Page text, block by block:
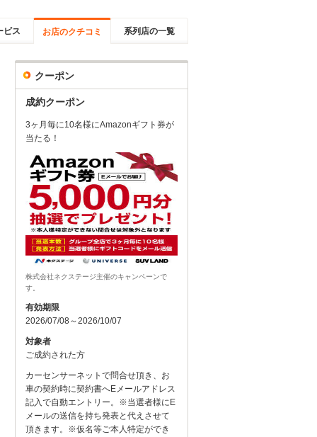
ビス お店のクチコミ 系列店の一覧
クーポン
成約クーポン
3ヶ月毎に10名様にAmazonギフト券が
当たる！
株式会社ネクステージ主催のキャンペーンで
す。
有効期限
2026/07/08～2026/10/07
対象者
ご成約された方
カーセンサーネットで問合せ頂き、お
車の契約時に契約書へEメールアドレス
記入で自動エントリー。※当選者様にE
メールの送信を持ち発表と代えさせて
頂きます。※仮名等ご本人特定ができ